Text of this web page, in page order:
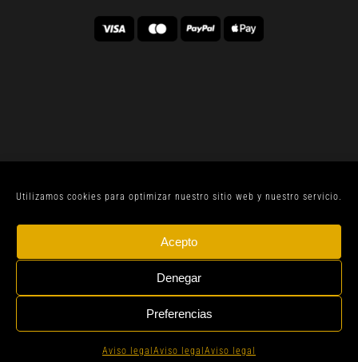
Utilizamos cookies para optimizar nuestro sitio web y nuestro servicio.
Acepto
Denegar
Preferencias
Aviso legal Aviso legal Aviso legal
LOS DERECHOS RESERVADOS | BY
InstagramWhatsapp